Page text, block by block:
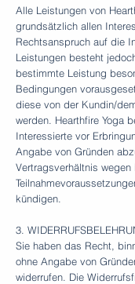
Alle Leistungen von
grundsätzlich allen
Rechtsanspruch auf die
Leistungen besteht
bestimmte Leistung
Bedingungen
diese von der Kundin/
werden. Hearthfire Yoga
Interessierte vor
Angabe von Gründen
Vertragsverhältnis
kündigen.
3.
Sie haben das Recht,
ohne Angabe von
widerrufen. Die